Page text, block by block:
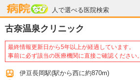
人で選べる医院検索
病院なび
古奈温泉クリニック
最終情報更新日から5年以上が経過しています。
事前に必ず該当の医療機関に直接ご確認ください。
伊豆長岡駅(駅から西に約870m)